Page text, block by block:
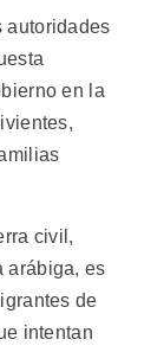
autoridades
en la
civil,
arábiga, es
de
intentan